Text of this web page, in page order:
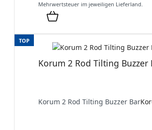
Mehrwertsteuer im jeweiligen Lieferland.
TOP
Korum 2 Rod Tilting Buzzer
Korum 2 Rod Tilting Buzzer Bar